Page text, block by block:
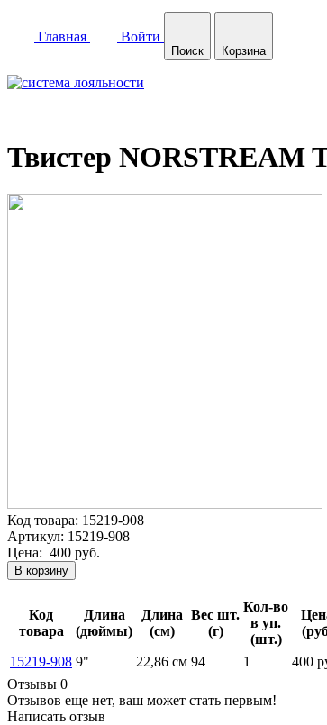
Главная Войти
Поиск Корзина
Твистер NORSTREAM
Код товара: 15219-908
Артикул: 15219-908
Цена: 400 руб.
В корзину
Код
товара
Длина
(дюймы)
Длина
(см)
Вес шт.
(г)
Кол-во
в уп.
(шт.)
15219-908 9" 22,86 см 94 1
400
Отзывы 0
Отзывов еще нет, ваш может стать первым!
Написать отзыв